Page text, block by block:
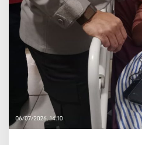
r
o
y
o
k
T
e
g
a
s